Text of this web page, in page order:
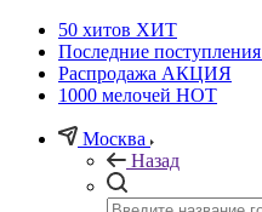
50 хитов ХИТ
Последние поступления
Распродажа АКЦИЯ
1000 мелочей HOT
Москва
Назад